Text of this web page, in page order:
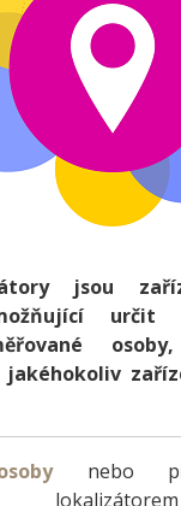
jsou
určit
nebo